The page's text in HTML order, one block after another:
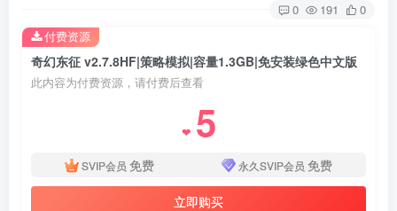
0 191 0
奇幻东征 v2.7.8HF|策略模拟|容量1.3GB|免安装绿色中文版
此内容为付费资源，请付费后查看
❤ 5
SVIP会员 免费 永久SVIP会员 免费
立即购买
付费资源